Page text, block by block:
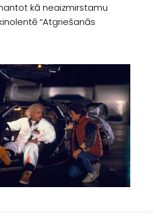
kā neaizmirstamu
“Atgriešanās